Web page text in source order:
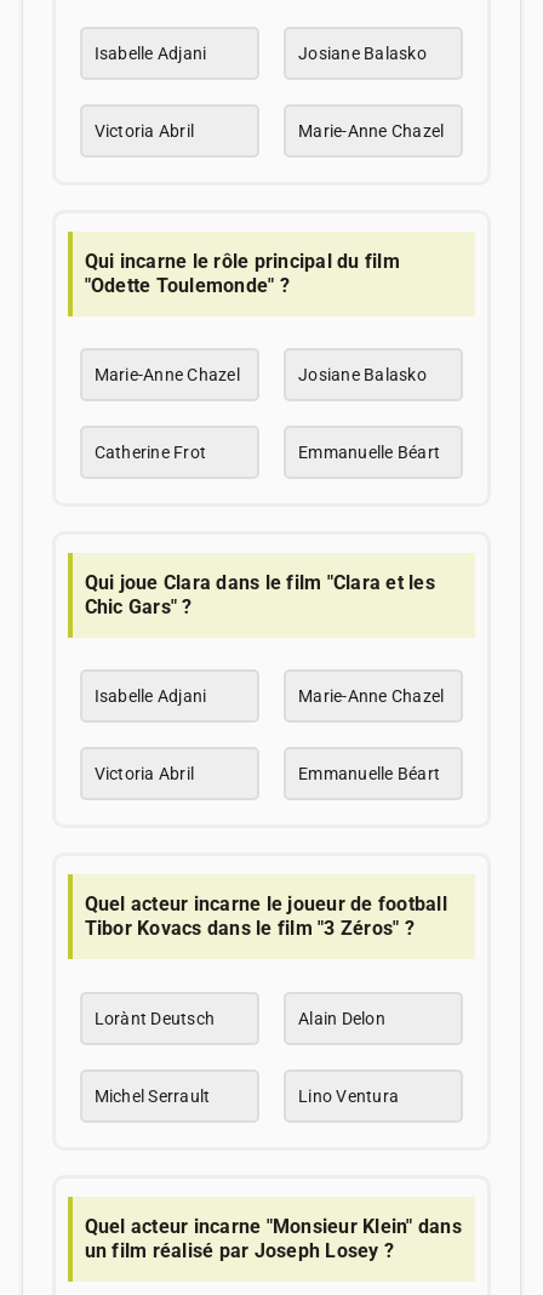
Isabelle Adjani Josiane Balasko
Victoria Abril Marie-Anne Chazel
Qui incarne le rôle principal du film
"Odette Toulemonde" ?
Marie-Anne Chazel Josiane Balasko
Catherine Frot Emmanuelle Béart
Qui joue Clara dans le film "Clara et les
Chic Gars" ?
Isabelle Adjani Marie-Anne Chazel
Victoria Abril Emmanuelle Béart
Quel acteur incarne le joueur de football
Tibor Kovacs dans le film "3 Zéros" ?
Lorànt Deutsch Alain Delon
Michel Serrault Lino Ventura
Quel acteur incarne "Monsieur Klein" dans
un film réalisé par Joseph Losey ?